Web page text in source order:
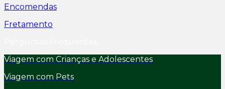
Encomendas
Fretamento
Viagem com Crianças e Adolescentes
Viagem com Pets